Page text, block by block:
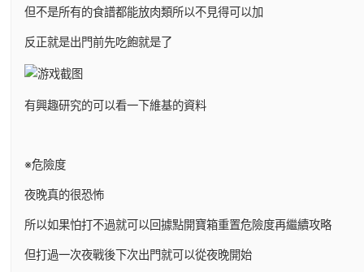
但不是所有的食譜都能放肉類所以不見得可以加
反正就是出門前先吃飽就是了
有興趣研究的可以看一下維基的資料
※危險度
夜晚真的很恐怖
所以如果怕打不過就可以回據點開寶箱重置危險度再繼續攻略
但打過一次夜戰後下次出門就可以從夜晚開始